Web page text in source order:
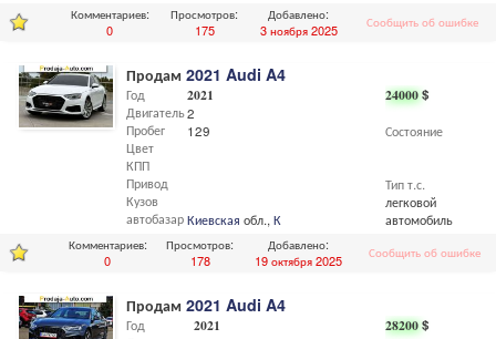
Комментариев:
0
Просмотров:
175
Добавлено:
3 ноября 2025
Сообщить об ошибке
Продам 2021 Audi A4
24000$
Состояние
Тип т.с.
легковой
автомобиль
Год
Двигатель
Пробег
Цвет
КПП
Привод
Кузов
автобазар
2021
2
129
Киевская обл.,Киев
Комментариев:
0
Просмотров:
178
Добавлено:
19 октября 2025
Сообщить об ошибке
Продам 2021 Audi A4
28200$
Год
2021